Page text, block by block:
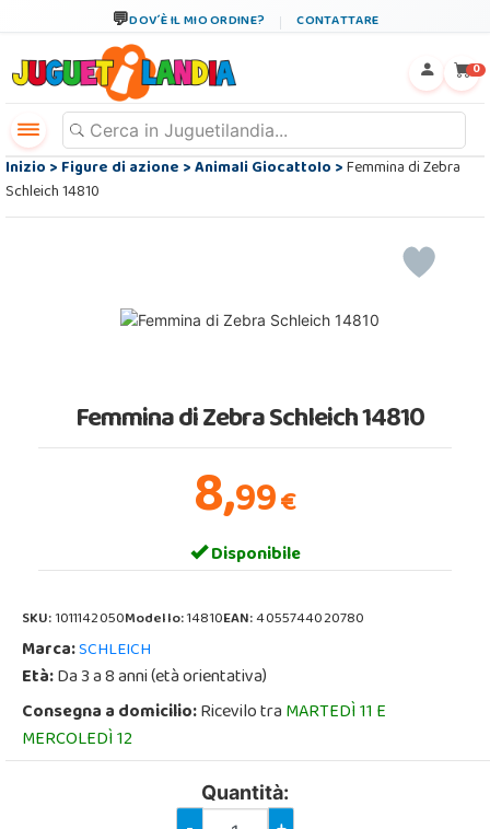
DOV´È IL MIO ORDINE? CONTATTARE
0
Inizio>Figure di azione>Animali Giocattolo>Femmina di Zebra
Schleich 14810
Femmina di Zebra Schleich 14810
8,99€
Disponibile
SKU:1011142050Modello:14810EAN:4055744020780
Marca:SCHLEICH
Età:Da 3 a 8 anni (età orientativa)
Consegna a domicilio:Ricevilo traMARTEDÌ 11 E
MERCOLEDÌ 12
Quantità: